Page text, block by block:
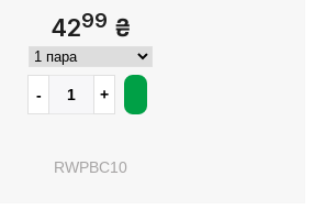
4299 ₴
RWPBC10